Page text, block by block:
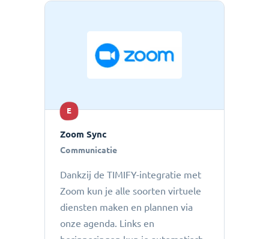
E
Zoom Sync
Communicatie
Dankzij de TIMIFY-integratie met
Zoom kun je alle soorten virtuele
diensten maken en plannen via
onze agenda. Links en